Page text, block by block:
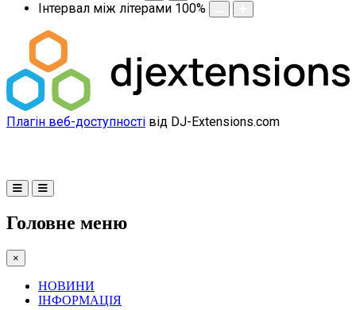
Інтервал між літерами 100%
Плагін веб-доступності від DJ-Extensions.com
Головне меню
×
НОВИНИ
ІНФОРМАЦІЯ